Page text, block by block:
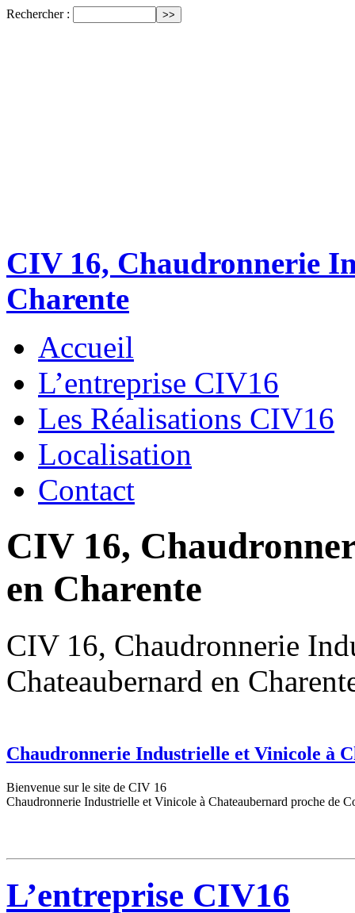
Rechercher :
CIV 16, Chaudronnerie
Charente
Accueil
L’entreprise CIV16
Les Réalisations CIV16
Localisation
Contact
CIV 16,
en Charente
CIV 16, Chaudronnerie
Chateaubernard en
Chaudronnerie Industrielle et Vinicole à
Bienvenue sur le site de CIV 16
Chaudronnerie Industrielle et Vinicole à Chateaubernard proche de
L’entreprise CIV16